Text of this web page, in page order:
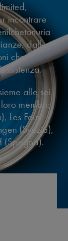
incontrare
dalle
che
alle sei
membri:
Les Feux
(Svezia),
(Spagna).